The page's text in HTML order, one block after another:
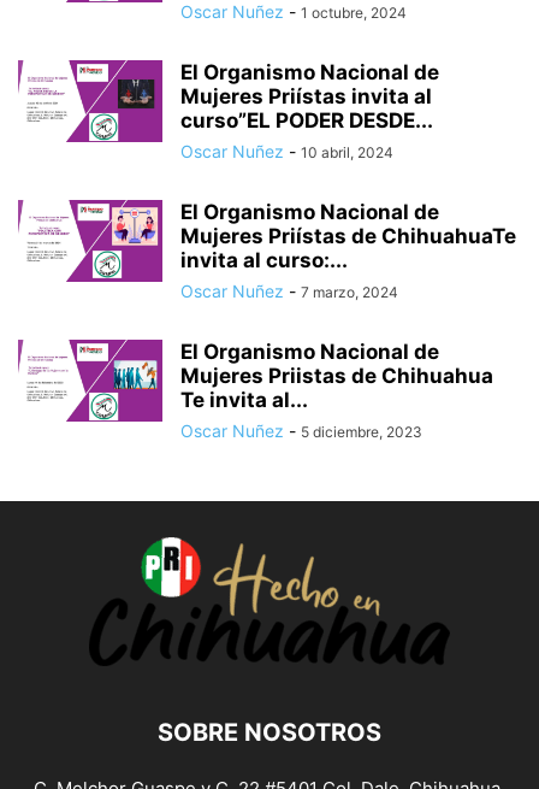
Oscar Nuñez - 1 octubre, 2024
El Organismo Nacional de
Mujeres Priístas invita al
curso”EL PODER DESDE...
Oscar Nuñez - 10 abril, 2024
El Organismo Nacional de
Mujeres Priístas de ChihuahuaTe
invita al curso:...
Oscar Nuñez - 7 marzo, 2024
El Organismo Nacional de
Mujeres Priistas de Chihuahua
Te invita al...
Oscar Nuñez - 5 diciembre, 2023
SOBRE NOSOTROS